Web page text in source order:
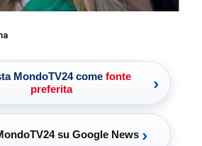
MondoTV24 come fonte
preferita
›
su Google News ›